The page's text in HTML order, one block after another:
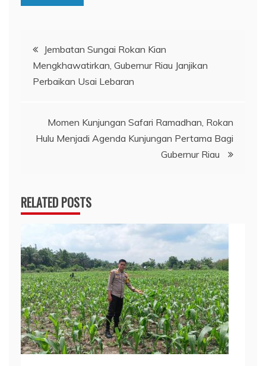
Navigasi
pos
Jembatan Sungai Rokan Kian
Mengkhawatirkan, Gubernur Riau Janjikan
Perbaikan Usai Lebaran
Momen Kunjungan Safari Ramadhan, Rokan
Hulu Menjadi Agenda Kunjungan Pertama Bagi
Gubernur Riau
RELATED POSTS